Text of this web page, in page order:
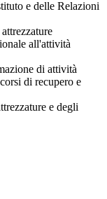
e delle Relazioni
all'attività
di attività
di recupero e
e degli